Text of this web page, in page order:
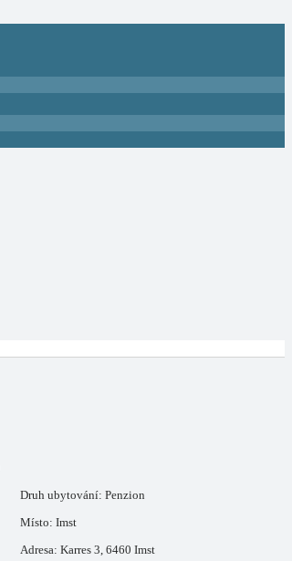
Druh ubytování: Penzion
Místo: Imst
Adresa: Karres 3, 6460 Imst